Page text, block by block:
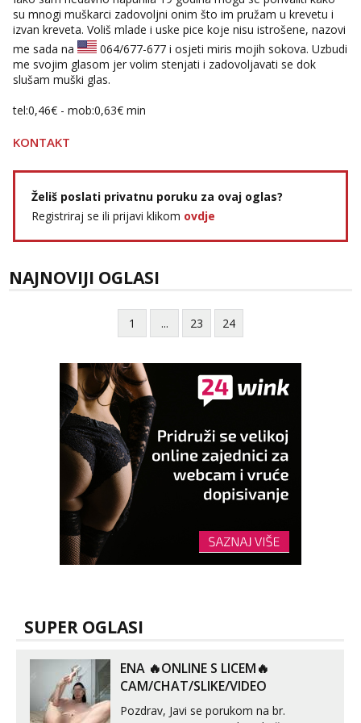
Razgovaram :)
Tel: 064/677-677- Kod: #74
tel:0,93€ - mob:1,12€ min
Obavijesti me kada se oslobodi
Razgovaram :)
Čekam tvoj poziv!
tel:0,93€ - mob:1,12€ min
Mira
Čekam tvoj poziv!
064/677-677- Kod: #72
tel:0,93€ - mob:1,12€ min
su mnogi muškarci zadovoljni onim što im pružam u krevetu i
izvan kreveta. Voliš mlade i uske pice koje nisu istrošene, nazovi
me sada na
064/677-677 i osjeti miris mojih sokova. Uzbudi
me svojim glasom jer volim stenjati i zadovoljavati se dok
slušam muški glas.
tel:0,46€ - mob:0,63€ min
KONTAKT
Želiš poslati privatnu poruku za ovaj oglas?
Registriraj se ili prijavi klikom ovdje
NAJNOVIJI OGLASI
1 ... 23 24
SUPER OGLASI
ENA 🔥ONLINE S LICEM🔥
CAM/CHAT/SLIKE/VIDEO
Pozdrav, Javi se porukom na br.